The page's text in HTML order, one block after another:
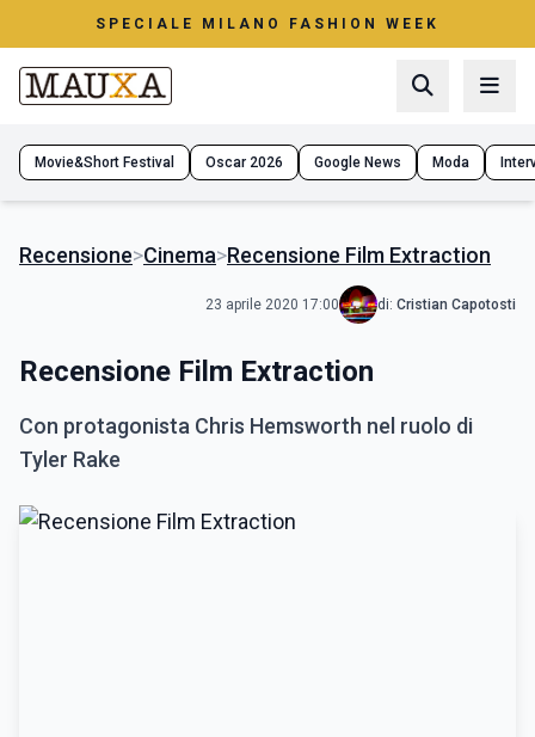
SPECIALE MILANO FASHION WEEK
Movie&Short Festival Oscar 2026 Google News Moda
Recensione>Cinema>Recensione Film Extraction
23 aprile 2020 17:00 di: Cristian Capotosti
Recensione Film Extraction
Con protagonista Chris Hemsworth nel ruolo di
Tyler Rake